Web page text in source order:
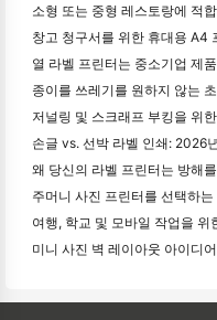
소형 또는 중형 레스토랑에 적
창고 청구서를 위한 휴대용 A4
열 라벨 프린터는 중소기업 제
종이를 쓰레기를 원하지 않는
손글 vs. 선박 라벨 인쇄: 2026
왜 당신의 라벨 프린터는 방해
미니 사진 벽 레이아웃 아이디